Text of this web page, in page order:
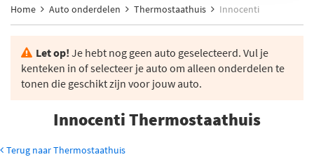
Home
Auto onderdelen Thermostaathuis Innocenti
Let op! Je hebt nog geen auto geselecteerd. Vul je
kenteken in of selecteer je auto om alleen onderdelen te
tonen die geschikt zijn voor jouw auto.
Innocenti Thermostaathuis
Terug naar Thermostaathuis